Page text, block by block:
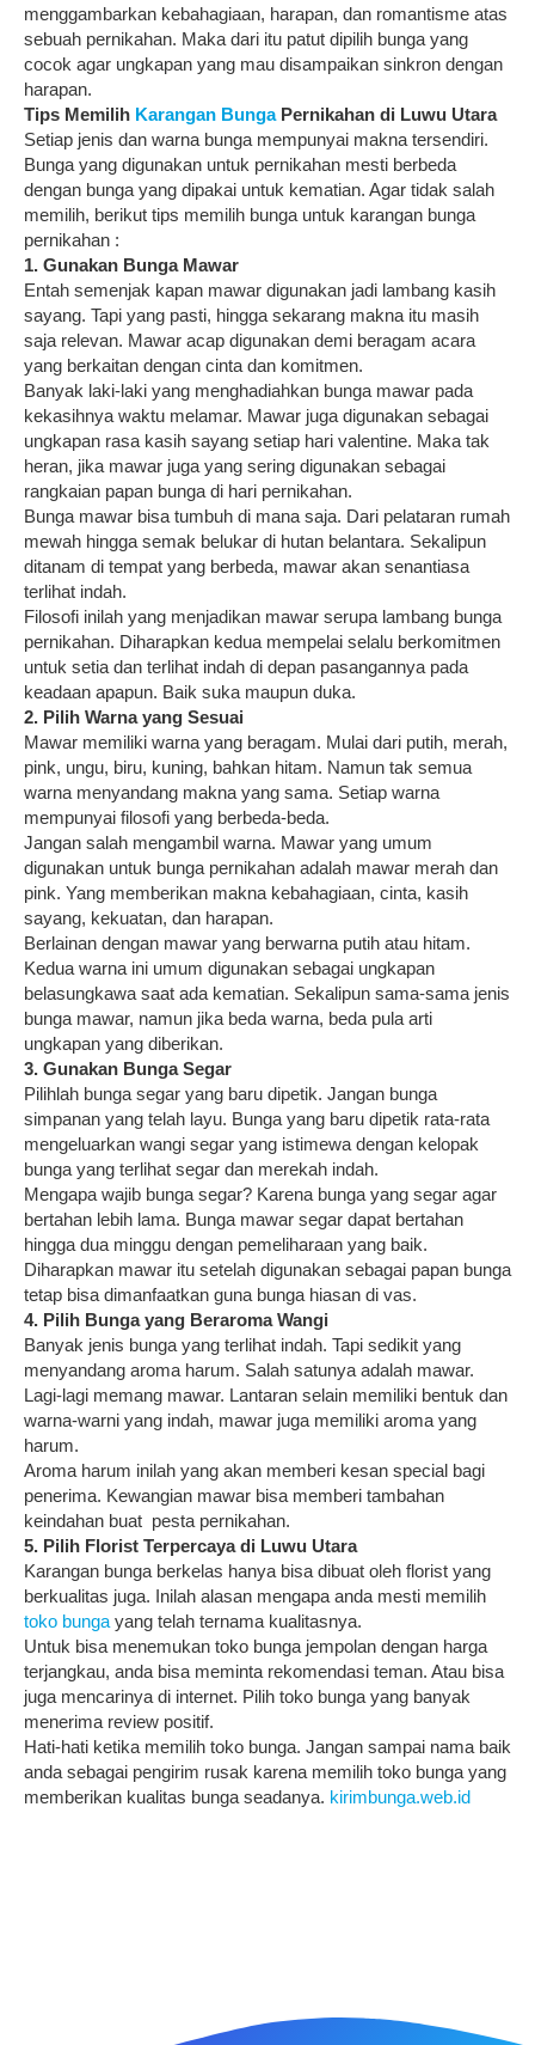
menggambarkan kebahagiaan, harapan, dan romantisme atas
sebuah pernikahan. Maka dari itu patut dipilih bunga yang
cocok agar ungkapan yang mau disampaikan sinkron dengan
harapan.
Tips Memilih Karangan BungaPernikahan di Luwu Utara
Setiap jenis dan warna bunga mempunyai makna tersendiri.
Bunga yang digunakan untuk pernikahan mesti berbeda
dengan bunga yang dipakai untuk kematian. Agar tidak salah
memilih, berikut tips memilih bunga untuk karangan bunga
pernikahan :
1. Gunakan Bunga Mawar
Entah semenjak kapan mawar digunakan jadi lambang kasih
sayang. Tapi yang pasti, hingga sekarang makna itu masih
saja relevan. Mawar acap digunakan demi beragam acara
yang berkaitan dengan cinta dan komitmen.
Banyak laki-laki yang menghadiahkan bunga mawar pada
kekasihnya waktu melamar. Mawar juga digunakan sebagai
ungkapan rasa kasih sayang setiap hari valentine. Maka tak
heran, jika mawar juga yang sering digunakan sebagai
rangkaian papan bunga di hari pernikahan.
Bunga mawar bisa tumbuh di mana saja. Dari pelataran rumah
mewah hingga semak belukar di hutan belantara. Sekalipun
ditanam di tempat yang berbeda, mawar akan senantiasa
terlihat indah.
Filosofi inilah yang menjadikan mawar serupa lambang bunga
pernikahan. Diharapkan kedua mempelai selalu berkomitmen
untuk setia dan terlihat indah di depan pasangannya pada
keadaan apapun. Baik suka maupun duka.
2. Pilih Warna yang Sesuai
Mawar memiliki warna yang beragam. Mulai dari putih, merah,
pink, ungu, biru, kuning, bahkan hitam. Namun tak semua
warna menyandang makna yang sama. Setiap warna
mempunyai filosofi yang berbeda-beda.
Jangan salah mengambil warna. Mawar yang umum
digunakan untuk bunga pernikahan adalah mawar merah dan
pink. Yang memberikan makna kebahagiaan, cinta, kasih
sayang, kekuatan, dan harapan.
Berlainan dengan mawar yang berwarna putih atau hitam.
Kedua warna ini umum digunakan sebagai ungkapan
belasungkawa saat ada kematian. Sekalipun sama-sama jenis
bunga mawar, namun jika beda warna, beda pula arti
ungkapan yang diberikan.
3. Gunakan Bunga Segar
Pilihlah bunga segar yang baru dipetik. Jangan bunga
simpanan yang telah layu. Bunga yang baru dipetik rata-rata
mengeluarkan wangi segar yang istimewa dengan kelopak
bunga yang terlihat segar dan merekah indah.
Mengapa wajib bunga segar? Karena bunga yang segar agar
bertahan lebih lama. Bunga mawar segar dapat bertahan
hingga dua minggu dengan pemeliharaan yang baik.
Diharapkan mawar itu setelah digunakan sebagai papan bunga
tetap bisa dimanfaatkan guna bunga hiasan di vas.
4. Pilih Bunga yang Beraroma Wangi
Banyak jenis bunga yang terlihat indah. Tapi sedikit yang
menyandang aroma harum. Salah satunya adalah mawar.
Lagi-lagi memang mawar. Lantaran selain memiliki bentuk dan
warna-warni yang indah, mawar juga memiliki aroma yang
harum.
Aroma harum inilah yang akan memberi kesan special bagi
penerima. Kewangian mawar bisa memberi tambahan
keindahan buat pesta pernikahan.
5. Pilih Florist Terpercaya di Luwu Utara
Karangan bunga berkelas hanya bisa dibuat oleh florist yang
berkualitas juga. Inilah alasan mengapa anda mesti memilih
toko bunga yang telah ternama kualitasnya.
Untuk bisa menemukan toko bunga jempolan dengan harga
terjangkau, anda bisa meminta rekomendasi teman. Atau bisa
juga mencarinya di internet. Pilih toko bunga yang banyak
menerima review positif.
Hati-hati ketika memilih toko bunga. Jangan sampai nama baik
anda sebagai pengirim rusak karena memilih toko bunga yang
memberikan kualitas bunga seadanya. kirimbunga.web.id